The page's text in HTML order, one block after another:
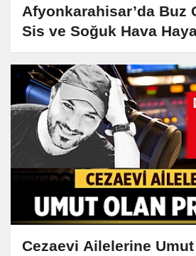
Afyonkarahisar’da Buz
Sis ve Soğuk Hava
Zorlaştıracak
Cezaevi Ailelerine